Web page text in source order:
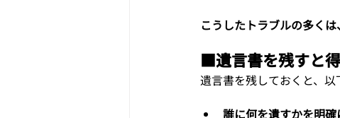
こうしたトラブルの多く
■遺言書を残すと
遺言書を残しておくと、
誰に何を遺すかを明確